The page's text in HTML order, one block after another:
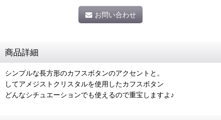
お問い合わせ
商品詳細
シンプルな長方形のカフスボタンのアクセントと。
してアメジストクリスタルを使用したカフスボタン
どんなシチュエーションでも使えるので重宝しますよ♪